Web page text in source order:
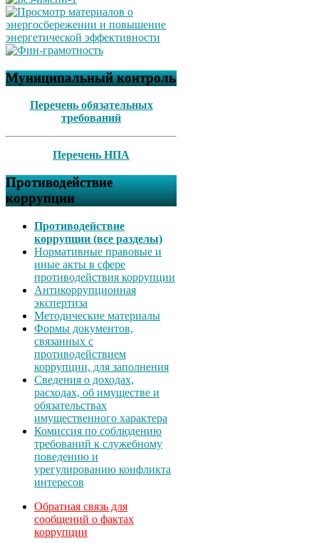
Муниципальный контроль
Перечень обязательных
требований
Перечень НПА
Противодействие
коррупции
Противодействие
коррупции (все разделы)
Нормативные правовые и
иные акты в сфере
противодействия коррупции
Антикоррупционная
экспертиза
Методические материалы
Формы документов,
связанных с
противодействием
коррупции, для заполнения
Сведения о доходах,
расходах, об имуществе и
обязательствах
имущественного характера
Комиссия по соблюдению
требований к служебному
поведению и
урегулированию конфликта
интересов
Обратная связь для
сообщений о фактах
коррупции